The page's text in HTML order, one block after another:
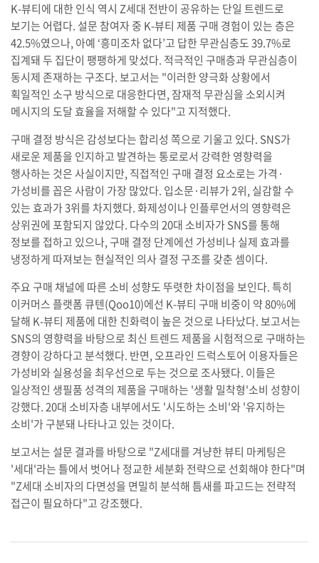
K-뷰티에 대한 인식 역시 Z세대 전반이 공유하는 단일 트렌드로
보기는 어렵다. 설문 참여자 중 K-뷰티 제품 구매 경험이 있는 층은
42.5%였으나, 아예 ‘흥미조차 없다’고 답한 무관심층도 39.7%로
집계돼 두 집단이 팽팽하게 맞섰다. 적극적인 구매층과 무관심층이
동시제 존재하는 구조다. 보고서는 "이러한 양극화 상황에서
획일적인 소구 방식으로 대응한다면, 잠재적 무관심을 소외시켜
메시지의 도달 효율을 저해할 수 있다"고 지적했다.
구매 결정 방식은 감성보다는 합리성 쪽으로 기울고 있다. SNS가
새로운 제품을 인지하고 발견하는 통로로서 강력한 영향력을
행사하는 것은 사실이지만, 직접적인 구매 결정 요소로는 가격·
가성비를 꼽은 사람이 가장 많았다. 입소문·리뷰가 2위, 실감할 수
있는 효과가 3위를 차지했다. 화제성이나 인플루언서의 영향력은
상위권에 포함되지 않았다. 다수의 20대 소비자가 SNS를 통해
정보를 접하고 있으나, 구매 결정 단계에선 가성비나 실제 효과를
냉정하게 따져보는 현실적인 의사 결정 구조를 갖춘 셈이다.
주요 구매 채널에 따른 소비 성향도 뚜렷한 차이점을 보인다. 특히
이커머스 플랫폼 큐텐(Qoo10)에선 K-뷰티 구매 비중이 약 80%에
달해 K-뷰티 제품에 대한 친화력이 높은 것으로 나타났다. 보고서는
SNS의 영향력을 바탕으로 최신 트렌드 제품을 시험적으로 구매하는
경향이 강하다고 분석했다. 반면, 오프라인 드럭스토어 이용자들은
가성비와 실용성을 최우선으로 두는 것으로 조사됐다. 이들은
일상적인 생필품 성격의 제품을 구매하는 '생활 밀착형'소비 성향이
강했다. 20대 소비자층 내부에서도 '시도하는 소비'와 '유지하는
소비'가 구분돼 나타나고 있는 것이다.
보고서는 설문 결과를 바탕으로 "Z세대를 겨냥한 뷰티 마케팅은
'세대'라는 틀에서 벗어나 정교한 세분화 전략으로 선회해야 한다"며
"Z세대 소비자의 다면성을 면밀히 분석해 틈새를 파고드는 전략적
접근이 필요하다"고 강조했다.